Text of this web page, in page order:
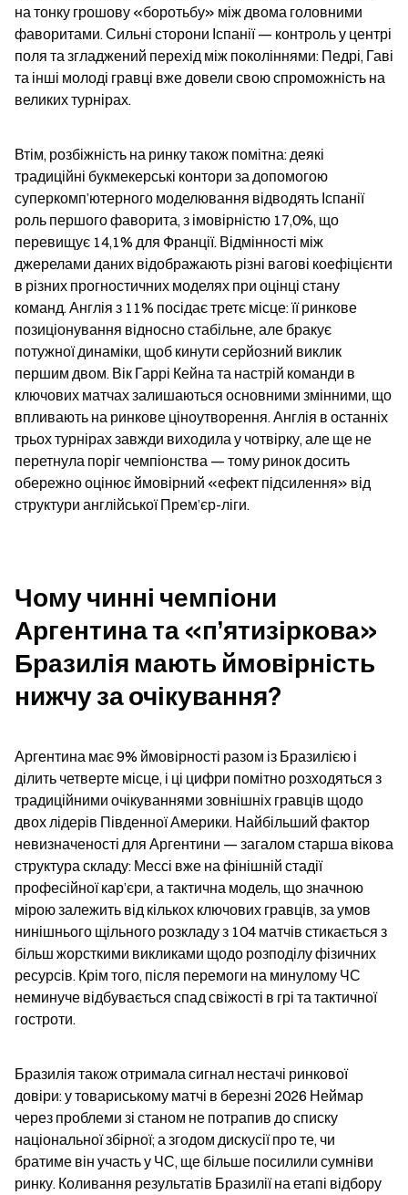
на тонку грошову «боротьбу» між двома головними
фаворитами. Сильні сторони Іспанії — контроль у центрі
поля та згладжений перехід між поколіннями: Педрі, Гаві
та інші молоді гравці вже довели свою спроможність на
великих турнірах.
Втім, розбіжність на ринку також помітна: деякі
традиційні букмекерські контори за допомогою
суперкомп’ютерного моделювання відводять Іспанії
роль першого фаворита, з імовірністю 17,0%, що
перевищує 14,1% для Франції. Відмінності між
джерелами даних відображають різні вагові коефіцієнти
в різних прогностичних моделях при оцінці стану
команд. Англія з 11% посідає третє місце: її ринкове
позиціонування відносно стабільне, але бракує
потужної динаміки, щоб кинути серйозний виклик
першим двом. Вік Гаррі Кейна та настрій команди в
ключових матчах залишаються основними змінними, що
впливають на ринкове ціноутворення. Англія в останніх
трьох турнірах завжди виходила у чотвірку, але ще не
перетнула поріг чемпіонства — тому ринок досить
обережно оцінює ймовірний «ефект підсилення» від
структури англійської Прем’єр-ліги.
Чому чинні чемпіони
Аргентина та «п’ятизіркова»
Бразилія мають ймовірність
нижчу за очікування?
Аргентина має 9% ймовірності разом із Бразилією і
ділить четверте місце, і ці цифри помітно розходяться з
традиційними очікуваннями зовнішніх гравців щодо
двох лідерів Південної Америки. Найбільший фактор
невизначеності для Аргентини — загалом старша вікова
структура складу: Мессі вже на фінішній стадії
професійної кар’єри, а тактична модель, що значною
мірою залежить від кількох ключових гравців, за умов
нинішнього щільного розкладу з 104 матчів стикається з
більш жорсткими викликами щодо розподілу фізичних
ресурсів. Крім того, після перемоги на минулому ЧС
неминуче відбувається спад свіжості в грі та тактичної
гостроти.
Бразилія також отримала сигнал нестачі ринкової
довіри: у товариському матчі в березні 2026 Неймар
через проблеми зі станом не потрапив до списку
національної збірної; а згодом дискусії про те, чи
братиме він участь у ЧС, ще більше посилили сумніви
ринку. Коливання результатів Бразилії на етапі відбору